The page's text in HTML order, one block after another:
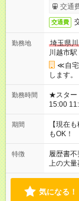
交通
交通費
勤務地
埼玉県
川越市駅
≪自宅
します。
勤務時間
★スタート時
15:00 11:00～
シフトもご相談くだ
定労働
期間
【現在
もOK！
特徴 履歴書不
上の大量
気になる！